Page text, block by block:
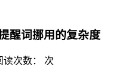
醒词挪用的复杂度
次数： 次